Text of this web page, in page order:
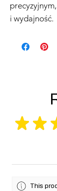
i wydajność.
★ ★
This